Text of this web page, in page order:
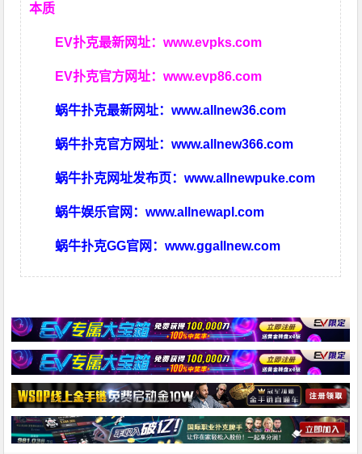
本质
EV扑克最新网址：www.evpks.com
EV扑克官方网址：www.evp86.com
蜗牛扑克最新网址：www.allnew36.com
蜗牛扑克官方网址：www.allnew366.com
蜗牛扑克网址发布页：www.allnewpuke.com
蜗牛娱乐官网：www.allnewapl.com
蜗牛扑克GG官网：www.ggallnew.com